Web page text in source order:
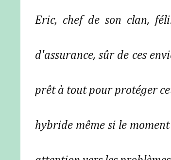
Eric, chef de son clan,
d'assurance, sûr de ces
prêt à tout pour protéger
hybride même si le